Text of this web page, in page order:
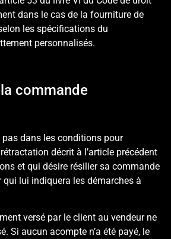
dans le cas de la fourniture de
les spécifications du
personnalisés.
commande
pas dans les conditions pour
décrit à l’article précédent
et qui désire résilier sa commande
qui lui indiquera les démarches à
versé par le client au vendeur ne
Si aucun acompte n’a été payé, le